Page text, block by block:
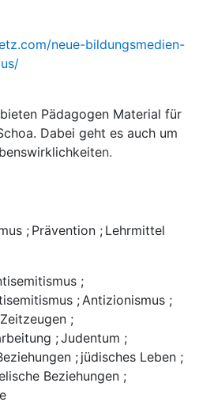
neue-bildungsmedien-
Pädagogen Material für
Dabei geht es auch um
denken lernen mit
& Ruprecht,
Bildung für die
Hentrich, 2023.
; Prävention ; Lehrmittel
;
; Antizionismus ;
Zeitzeugen ;
;Judentum ;
; jüdisches Leben ;
Beziehungen ;